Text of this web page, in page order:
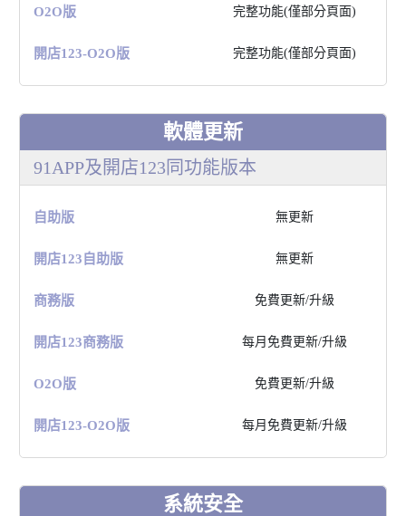
O2O版 完整功能(僅部分⾴⾯)
開店123-O2O版 完整功能(僅部分⾴⾯)
軟體更新
91APP及開店123同功能版本
⾃助版 無更新
開店123⾃助版 無更新
商務版 免費更新/升級
開店123商務版 每⽉免費更新/升級
O2O版 免費更新/升級
開店123-O2O版 每⽉免費更新/升級
系統安全